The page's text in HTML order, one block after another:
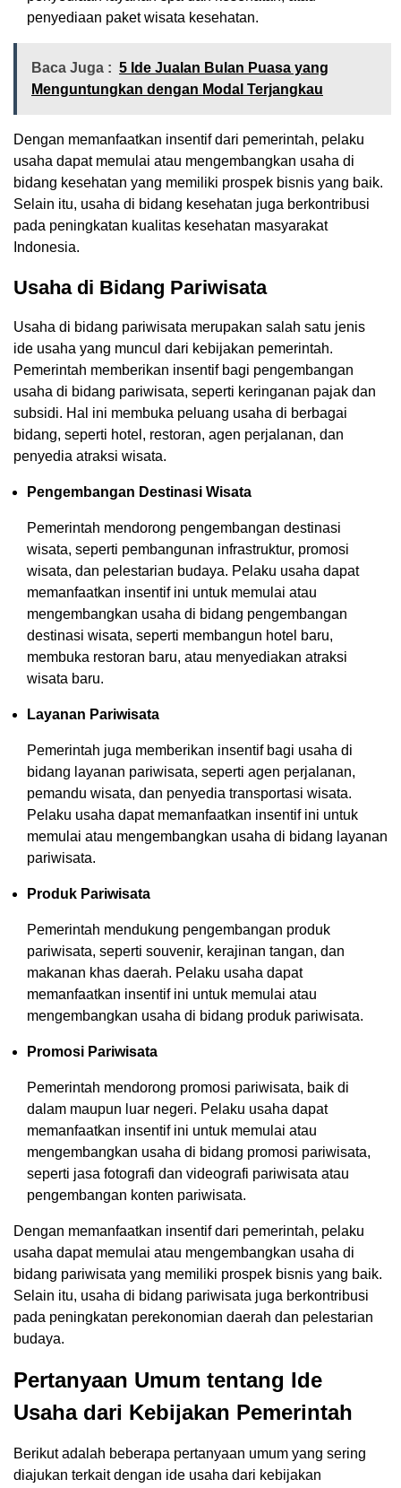
penyediaan paket wisata kesehatan.
Baca Juga : 5 Ide Jualan Bulan Puasa yang
Menguntungkan dengan Modal Terjangkau
Dengan memanfaatkan insentif dari pemerintah, pelaku
usaha dapat memulai atau mengembangkan usaha di
bidang kesehatan yang memiliki prospek bisnis yang baik.
Selain itu, usaha di bidang kesehatan juga berkontribusi
pada peningkatan kualitas kesehatan masyarakat
Indonesia.
Usaha di Bidang Pariwisata
Usaha di bidang pariwisata merupakan salah satu jenis
ide usaha yang muncul dari kebijakan pemerintah.
Pemerintah memberikan insentif bagi pengembangan
usaha di bidang pariwisata, seperti keringanan pajak dan
subsidi. Hal ini membuka peluang usaha di berbagai
bidang, seperti hotel, restoran, agen perjalanan, dan
penyedia atraksi wisata.
Pengembangan Destinasi Wisata
Pemerintah mendorong pengembangan destinasi
wisata, seperti pembangunan infrastruktur, promosi
wisata, dan pelestarian budaya. Pelaku usaha dapat
memanfaatkan insentif ini untuk memulai atau
mengembangkan usaha di bidang pengembangan
destinasi wisata, seperti membangun hotel baru,
membuka restoran baru, atau menyediakan atraksi
wisata baru.
Layanan Pariwisata
Pemerintah juga memberikan insentif bagi usaha di
bidang layanan pariwisata, seperti agen perjalanan,
pemandu wisata, dan penyedia transportasi wisata.
Pelaku usaha dapat memanfaatkan insentif ini untuk
memulai atau mengembangkan usaha di bidang layanan
pariwisata.
Produk Pariwisata
Pemerintah mendukung pengembangan produk
pariwisata, seperti souvenir, kerajinan tangan, dan
makanan khas daerah. Pelaku usaha dapat
memanfaatkan insentif ini untuk memulai atau
mengembangkan usaha di bidang produk pariwisata.
Promosi Pariwisata
Pemerintah mendorong promosi pariwisata, baik di
dalam maupun luar negeri. Pelaku usaha dapat
memanfaatkan insentif ini untuk memulai atau
mengembangkan usaha di bidang promosi pariwisata,
seperti jasa fotografi dan videografi pariwisata atau
pengembangan konten pariwisata.
Dengan memanfaatkan insentif dari pemerintah, pelaku
usaha dapat memulai atau mengembangkan usaha di
bidang pariwisata yang memiliki prospek bisnis yang baik.
Selain itu, usaha di bidang pariwisata juga berkontribusi
pada peningkatan perekonomian daerah dan pelestarian
budaya.
Pertanyaan Umum tentang Ide
Usaha dari Kebijakan Pemerintah
Berikut adalah beberapa pertanyaan umum yang sering
diajukan terkait dengan ide usaha dari kebijakan